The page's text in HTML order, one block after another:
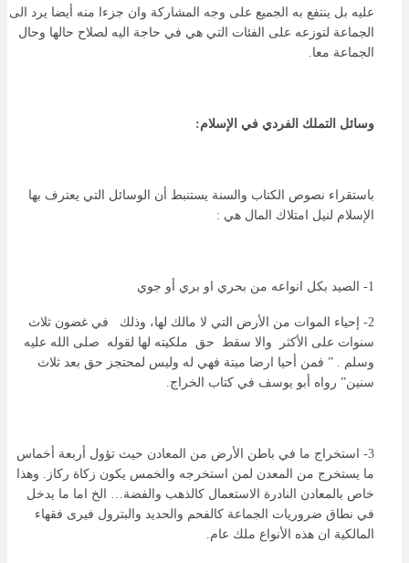
عليه بل ينتفع به الجميع على وجه المشاركة وان جزءا منه أيضا يرد الى
الجماعة لتوزعه على الفئات التي هي في حاجة اليه لصلاح حالها وحال
الجماعة معا.
وسائل التملك الفردي في الإسلام:
باستقراء نصوص الكتاب والسنة يستنبط أن الوسائل التي يعترف بها
الإسلام لنيل امتلاك المال هي :
1- الصيد بكل انواعه من بحري او بري أو جوي
2- إحياء الموات من الأرض التي لا مالك لها، وذلك في غضون ثلاث
سنوات على الأكثر والا سقط حق ملكيته لها لقوله صلى الله عليه
وسلم . ” فمن أحيا ارضا ميتة فهي له وليس لمحتجز حق بعد ثلاث
سنين” رواه أبو يوسف في كتاب الخراج.
3- استخراج ما في باطن الأرض من المعادن حيث تؤول أربعة أخماس
ما يستخرج من المعدن لمن استخرجه والخمس يكون زكاة ركاز. وهذا
خاص بالمعادن النادرة الاستعمال كالذهب والفضة… الخ اما ما يدخل
في نطاق ضروريات الجماعة كالفحم والحديد والبترول فيرى فقهاء
المالكية ان هذه الأنواع ملك عام.